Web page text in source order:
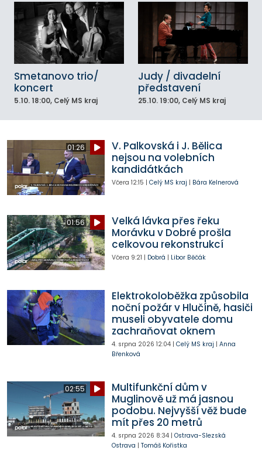
Smetanovo trio/
koncert
5.10. 18:00, Celý MS kraj
Judy / divadelní
představení
25.10. 19:00, Celý MS kraj
01:26
V. Palkovská i J. Bělica
nejsou na volebních
kandidátkách
Včera 12:15 | Celý MS kraj | Bára Kelnerová
01:56
Velká lávka přes řeku
Morávku v Dobré prošla
celkovou rekonstrukcí
Včera 9:21 | Dobrá | Libor Běčák
Elektrokoloběžka způsobila
noční požár v Hlučíně, hasiči
museli obyvatele domu
zachraňovat oknem
4. srpna 2026 12:04| Celý MS kraj | Anna
Břenková
02:55
Multifunkční dům v
Muglinově už má jasnou
podobu. Nejvyšší věž bude
mít přes 20 metrů
4. srpna 2026 8:34| Ostrava-Slezská
Ostrava | Tomáš Kořistka